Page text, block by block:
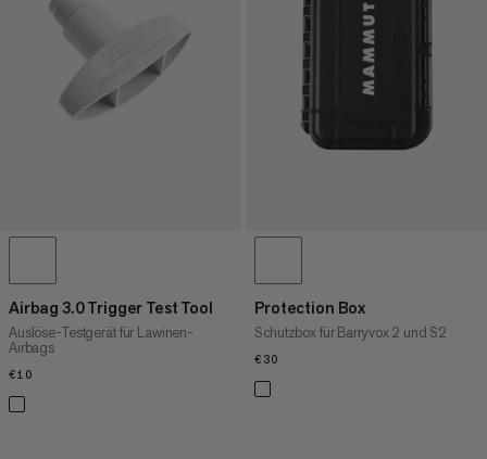
HÖCHSTER PREIS
NEUHEITEN
BEWERTUNG
Airbag 3.0 Trigger Test Tool
Auslöse-Testgerät für Lawinen-
Airbags
€10
Protection Box
Schutzbox für Barryvox 2 und S2
€30